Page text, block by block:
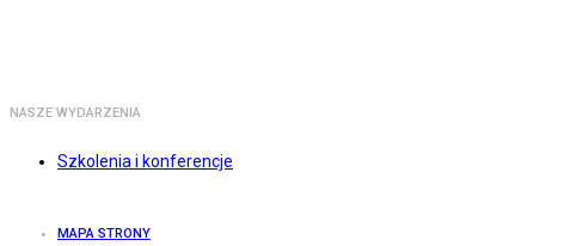
NASZE WYDARZENIA
Szkolenia i konferencje
MAPA STRONY